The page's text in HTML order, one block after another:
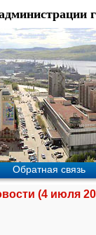
Обратная связь
(4 июля